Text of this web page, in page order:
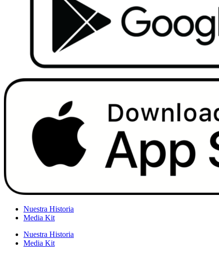
Nuestra Historia
Media Kit
Nuestra Historia
Media Kit